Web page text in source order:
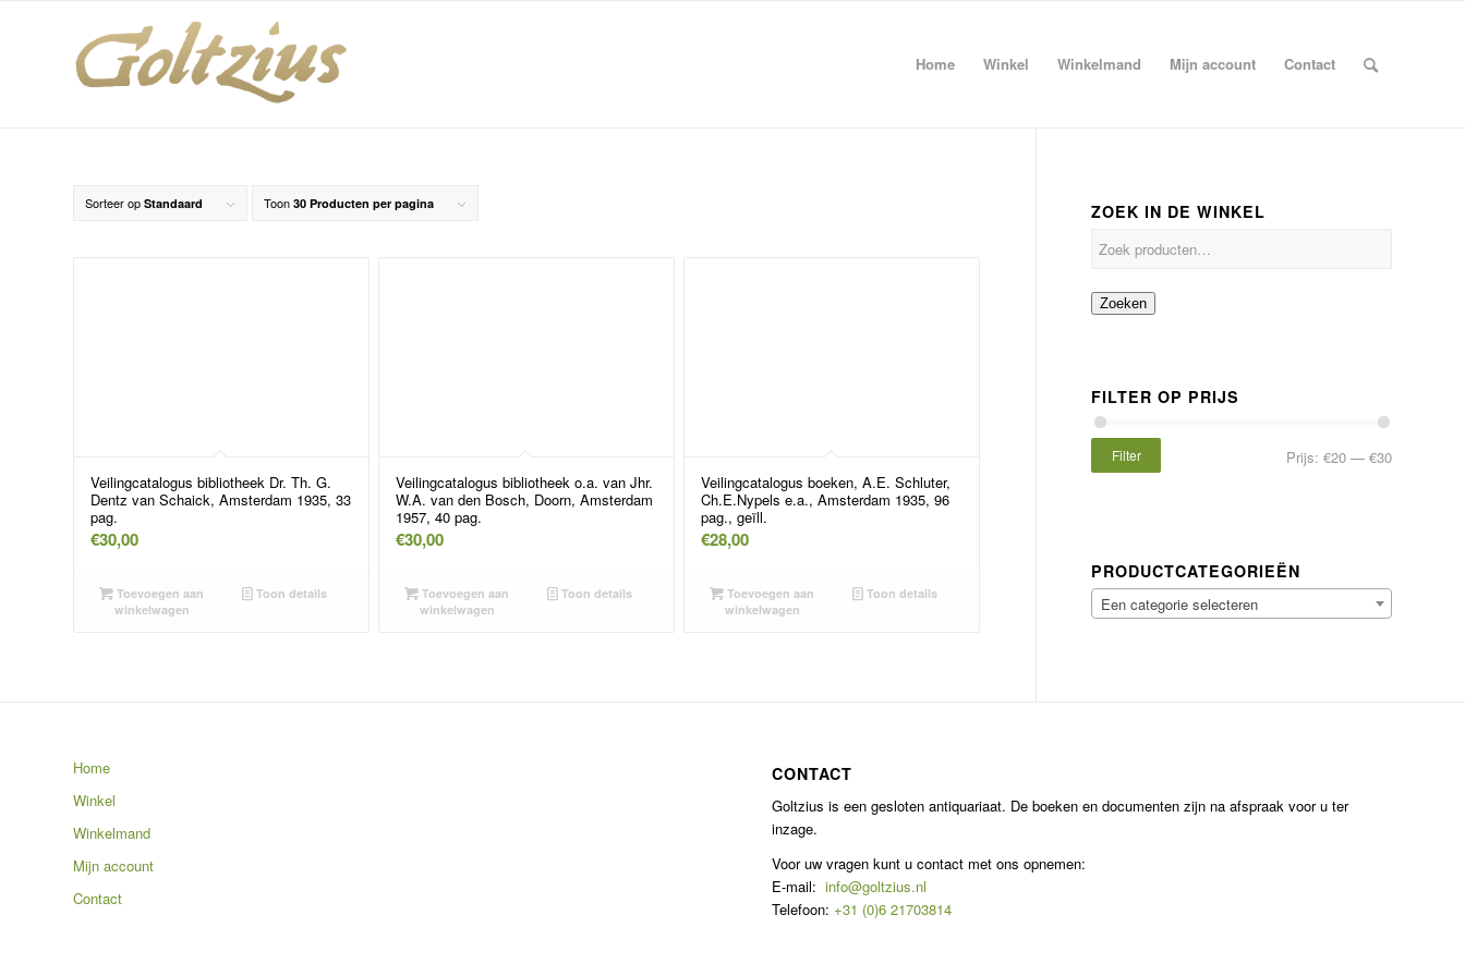
Home Winkel Winkelmand Mijn account Contact
Sorteer op Standaard Toon 30 Producten per pagina
Veilingcatalogus bibliotheek Dr. Th. G.
Dentz van Schaick, Amsterdam 1935, 33
pag.
€30,00
Toevoegen aan
winkelwagen
Toon details
Veilingcatalogus bibliotheek o.a. van Jhr.
W.A. van den Bosch, Doorn, Amsterdam
1957, 40 pag.
€30,00
Toevoegen aan
winkelwagen
Toon details
Veilingcatalogus boeken, A.E. Schluter,
Ch.E.Nypels e.a., Amsterdam 1935, 96
pag., geïll.
€28,00
Toevoegen aan
winkelwagen
Toon details
ZOEK IN DE WINKEL
Zoeken
FILTER OP PRIJS
Filter Prijs: €20 — €30
PRODUCTCATEGORIEËN
Een categorie selecteren
Home
Winkel
Winkelmand
Mijn account
Contact
CONTACT
Goltzius is een gesloten antiquariaat. De boeken en documenten zijn na afspraak voor u ter
inzage.
Voor uw vragen kunt u contact met ons opnemen:
E-mail:info@goltzius.nl
Telefoon: +31 (0)6 21703814